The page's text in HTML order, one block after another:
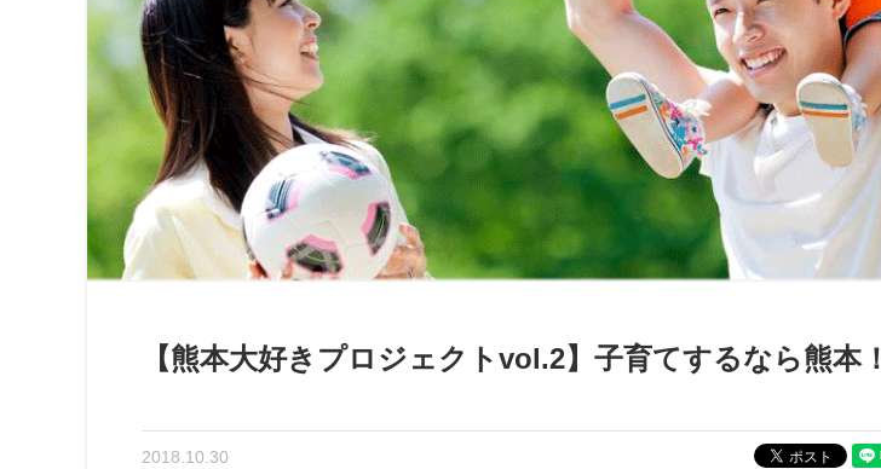
【熊本大好きプロジェクトvol.2】子育てするなら熊本！
2018.10.30